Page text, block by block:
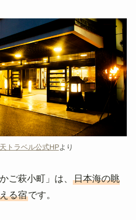
トラベル公式HPより
ご萩小町」は、 日本海の眺
る宿です。